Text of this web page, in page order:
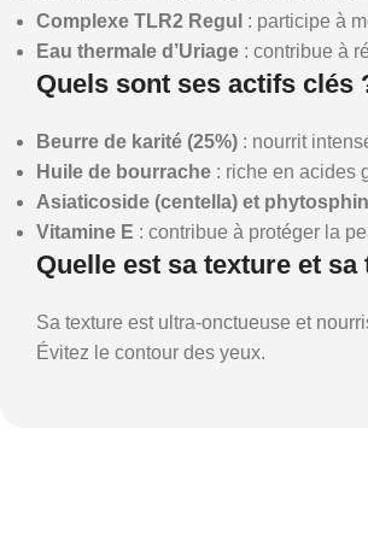
Complexe TLR2 Regul : participe à
Eau thermale d’Uriage : contribue à
Quels sont ses actifs clés
Beurre de karité (25%) : nourrit
Huile de bourrache : riche en acides
Asiaticoside (centella) et
Vitamine E : contribue à protéger la
Quelle est sa texture et sa
Sa texture est ultra-onctueuse et
Évitez le contour des yeux.